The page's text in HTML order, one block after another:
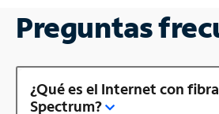
Preguntas
¿Qué es el Internet con
Spectrum?